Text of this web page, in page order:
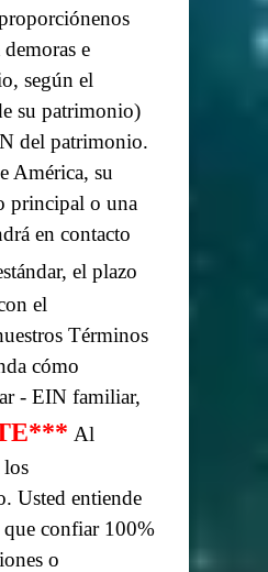
e
según el
su patrimonio)
del patrimonio.
América, su
principal o una
en contacto
el plazo
el
Términos
cómo
- EIN familiar,
Al
los
Usted entiende
confiar 100%
o